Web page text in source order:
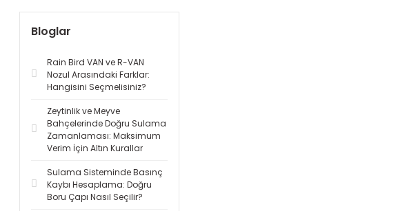
Bloglar
Rain Bird VAN ve R-VAN
Nozul Arasındaki Farklar:
Hangisini Seçmelisiniz?
Zeytinlik ve Meyve
Bahçelerinde Doğru Sulama
Zamanlaması: Maksimum
Verim İçin Altın Kurallar
Sulama Sisteminde Basınç
Kaybı Hesaplama: Doğru
Boru Çapı Nasıl Seçilir?